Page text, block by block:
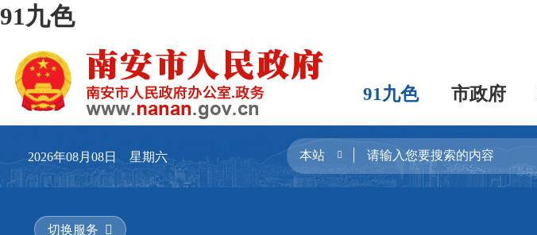
91九色
91九色 市政府
2026年08月08日 星期六
切换服务